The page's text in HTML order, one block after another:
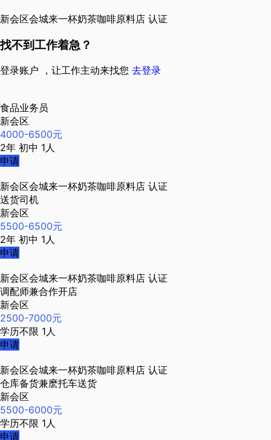
新会区会城来一杯奶茶咖啡原料店 认证
找不到工作着急？
登录账户 ，让工作主动来找您 去登录
食品业务员
新会区
4000-6500元
2年 初中 1人
申请
新会区会城来一杯奶茶咖啡原料店 认证
送货司机
新会区
5500-6500元
2年 初中 1人
申请
新会区会城来一杯奶茶咖啡原料店 认证
调配师兼合作开店
新会区
2500-7000元
学历不限 1人
申请
新会区会城来一杯奶茶咖啡原料店 认证
仓库备货兼麽托车送货
新会区
5500-6000元
学历不限 1人
申请